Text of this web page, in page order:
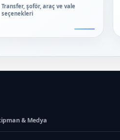
Transfer, şoför, araç ve vale
seçenekleri
& Medya